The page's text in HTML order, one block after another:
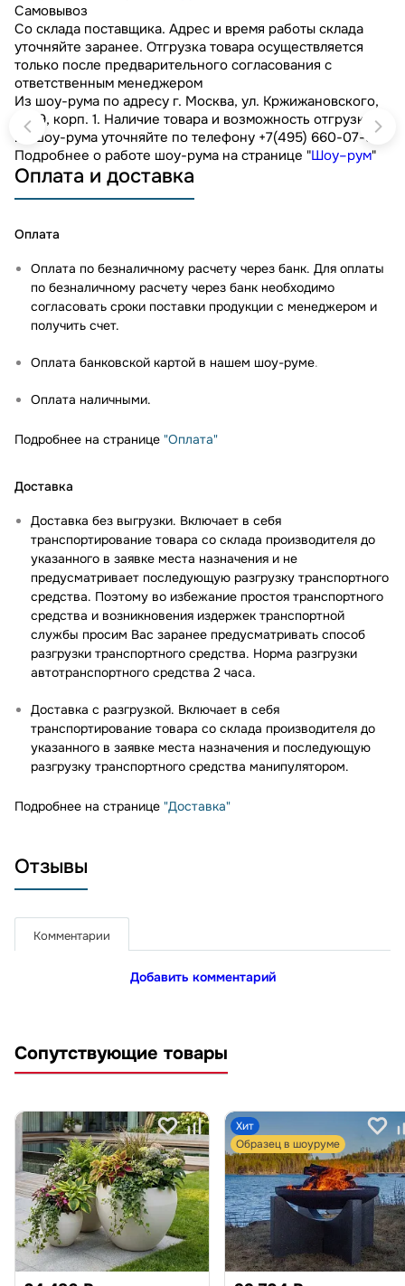
Самовывоз
Со склада поставщика. Адрес и время работы склада
уточняйте заранее. Отгрузка товара осуществляется
только после предварительного согласования с
ответственным менеджером
Из шоу-рума по адресу г. Москва, ул. Кржижановского,
д. 29, корп. 1. Наличие товара и возможность отгрузки
из шоу-рума уточняйте по телефону +7(495) 660-07-90.
Подробнее о работе шоу-рума на странице "Шоу–рум"
Оплата и доставка
Оплата
Оплата по безналичному расчету через банк. Для оплаты
по безналичному расчету через банк необходимо
согласовать сроки поставки продукции с менеджером и
получить счет.
Оплата банковской картой в нашем шоу-руме.
Оплата наличными.
Подробнее на странице "Оплата"
Доставка
Доставка без выгрузки. Включает в себя
транспортирование товара со склада производителя до
указанного в заявке места назначения и не
предусматривает последующую разгрузку транспортного
средства. Поэтому во избежание простоя транспортного
средства и возникновения издержек транспортной
службы просим Вас заранее предусматривать способ
разгрузки транспортного средства. Норма разгрузки
автотранспортного средства 2 часа.
Доставка с разгрузкой. Включает в себя
транспортирование товара со склада производителя до
указанного в заявке места назначения и последующую
разгрузку транспортного средства манипулятором.
Подробнее на странице "Доставка"
Отзывы
Комментарии
Добавить комментарий
Сопутствующие товары
Хит
Образец в шоуруме